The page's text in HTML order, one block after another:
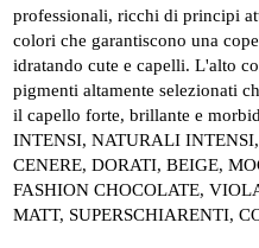
professionali, ricchi di principi
colori che garantiscono una
idratando cute e capelli. L'alto
pigmenti altamente selezionati
il capello forte, brillante e
INTENSI, NATURALI
CENERE, DORATI, BEIGE,
FASHION CHOCOLATE,
MATT, SUPERSCHIARENTI,